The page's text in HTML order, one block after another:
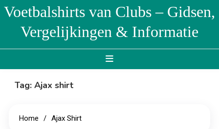
Skip
content
Voetbalshirts van Clubs – Gidsen,
Vergelijkingen & Informatie
Tag:Ajax shirt
Home Ajax Shirt